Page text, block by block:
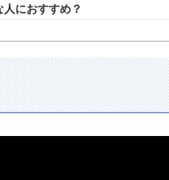
人におすすめ？